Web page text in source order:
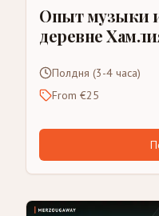
Опыт музыки
деревне
Полдня (3-4 часа)
From €25